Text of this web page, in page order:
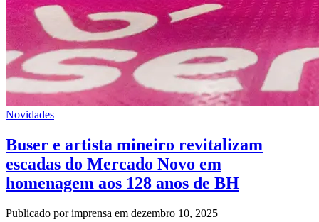
Novidades
Buser e artista mineiro revitalizam
escadas do Mercado Novo em
homenagem aos 128 anos de BH
Publicado por imprensa em dezembro 10, 2025